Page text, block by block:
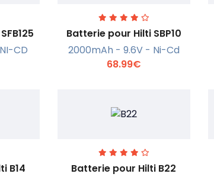
CD
En savoir +
Batterie pour Hilti SBP10
2000mAh - 9.6V - Ni-Cd
68.99€
B14
Batterie pour Hilti B22